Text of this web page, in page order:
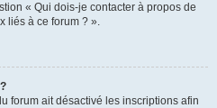
« Qui dois-je contacter à propos de
liés à ce forum ? ».
forum ait désactivé les inscriptions afin